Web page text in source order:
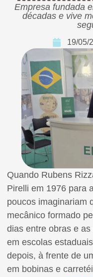
Empresa fundada
décadas e vive
19/05/
Quando Rubens
Pirelli em 1976 para
poucos imaginariam
mecânico formado
dias entre obras e
em escolas
depois, à frente de
em bobinas e